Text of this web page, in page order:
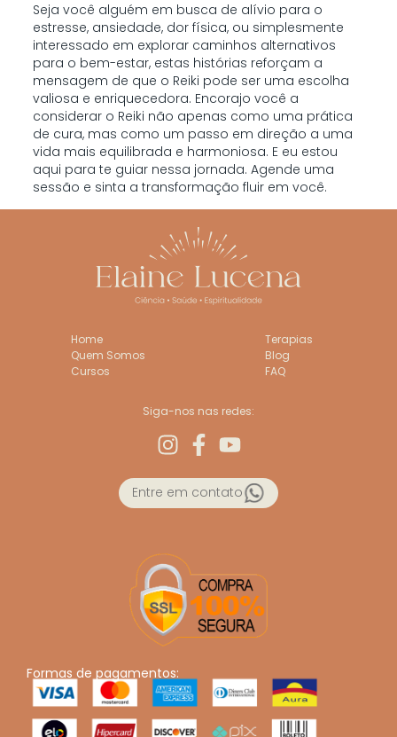
Seja você alguém em busca de alívio para o
estresse, ansiedade, dor física, ou simplesmente
interessado em explorar caminhos alternativos
para o bem-estar, estas histórias reforçam a
mensagem de que o Reiki pode ser uma escolha
valiosa e enriquecedora. Encorajo você a
considerar o Reiki não apenas como uma prática
de cura, mas como um passo em direção a uma
vida mais equilibrada e harmoniosa. E eu estou
aqui para te guiar nessa jornada. Agende uma
sessão e sinta a transformação fluir em você.
Home
Quem Somos
Cursos
Terapias
Blog
FAQ
Siga-nos nas redes:
Entre em contato
Formas de pagamentos: